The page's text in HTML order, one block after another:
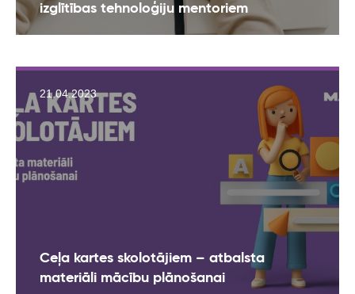
izglītības tehnoloģiju mentoriem
21.04.2023
Ceļa kartes skolotājiem – atbalsta
materiāli mācību plānošanai